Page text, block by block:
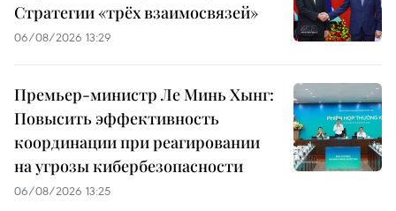
Стратегии «трёх взаимосвязей»
06/08/2026 13:29
Премьер-министр Ле Минь Хынг:
Повысить эффективность
координации при реагировании
на угрозы кибербезопасности
06/08/2026 13:25